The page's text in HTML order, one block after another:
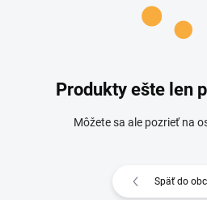
Produkty ešte len
Môžete sa ale pozrieť na
Späť do